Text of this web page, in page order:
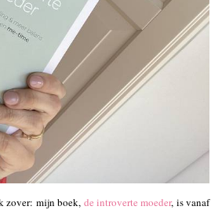
zover: mijn boek, de introverte moeder, is vanaf